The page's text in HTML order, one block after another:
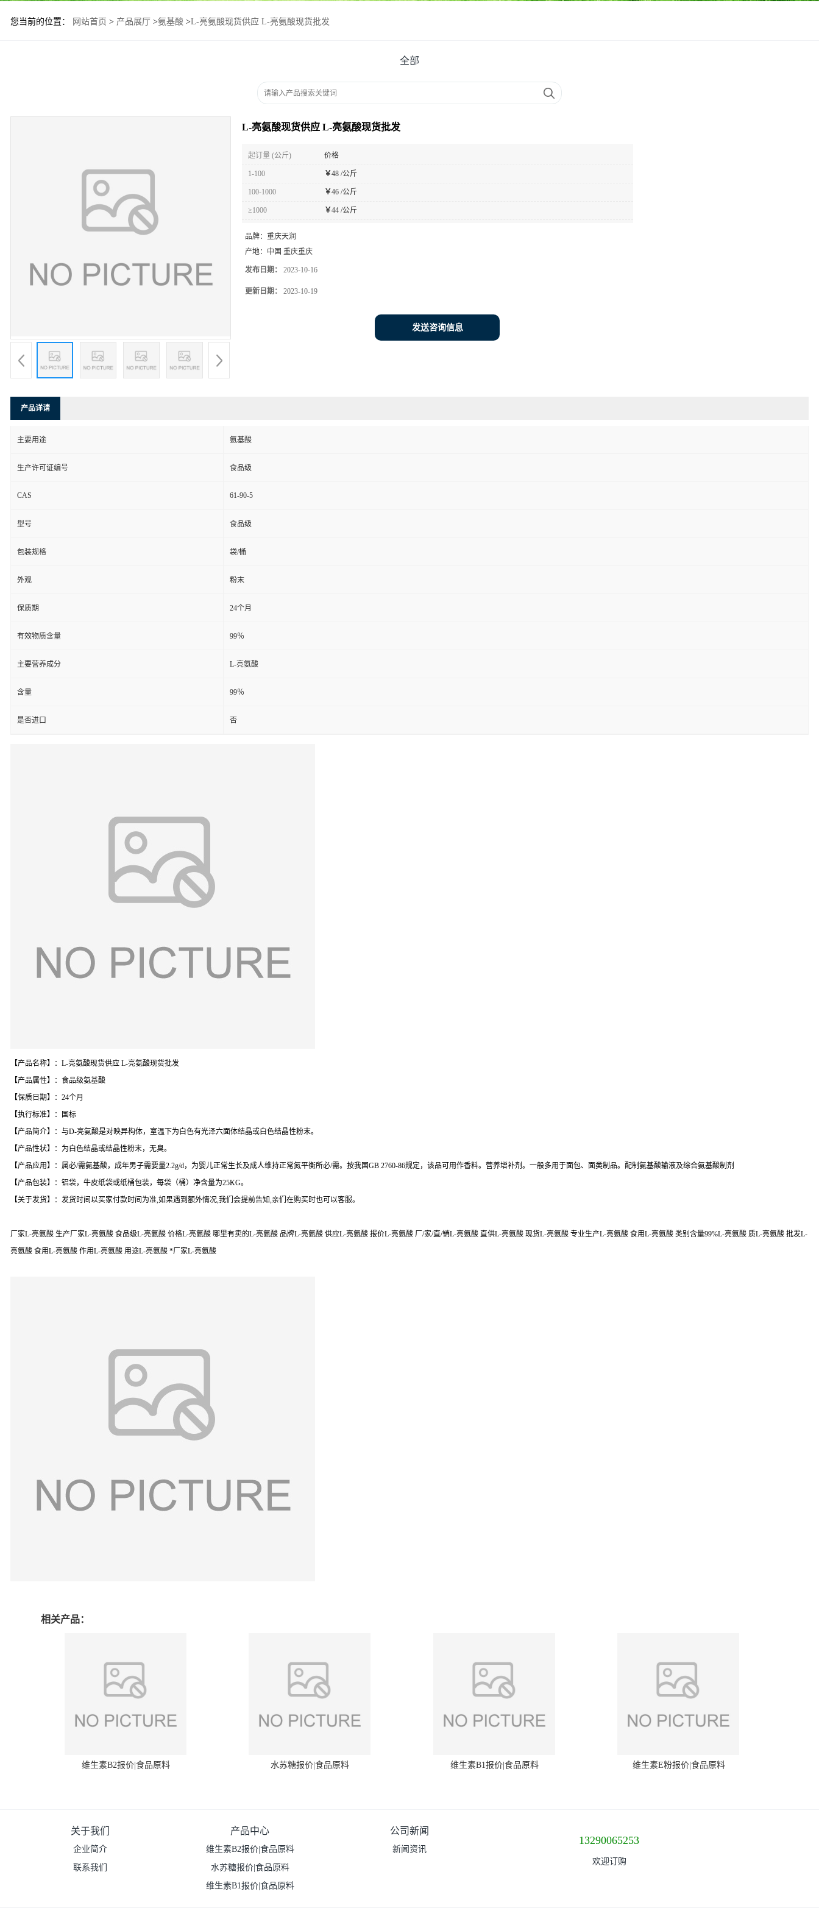
您当前的位置： 网站首页 > 产品展厅 >氨基酸 >L-亮氨酸现货供应 L-亮氨酸现货批发
全部
L-亮氨酸现货供应 L-亮氨酸现货批发
起订量 (公斤) 价格
1-100 ￥48 /公斤
100-1000 ￥46 /公斤
≥1000 ￥44 /公斤
品牌： 重庆天润
产地： 中国 重庆重庆
发布日期： 2023-10-16
更新日期： 2023-10-19
发送咨询信息
产品详请
主要用途 氨基酸
生产许可证编号 食品级
CAS 61-90-5
型号 食品级
包装规格 袋/桶
外观 粉末
保质期 24个月
有效物质含量 99％
主要营养成分 L-亮氨酸
含量 99％
是否进口 否
【产品名称】：L-亮氨酸现货供应 L-亮氨酸现货批发
【产品属性】：食品级氨基酸
【保质日期】：24个月
【执行标准】：国标
【产品简介】：与D-亮氨酸是对映异构体，室温下为白色有光泽六面体结晶或白色结晶性粉末。
【产品性状】：为白色结晶或结晶性粉末，无臭。
【产品应用】：属必/需氨基酸，成年男子需要量2.2g/d，为婴儿正常生长及成人维持正常氮平衡所必/需。按我国GB 2760-86规定，该品可用作香料。营养增补剂。一般多用于面包、面类制品。配制氨基酸输液及综合氨基酸制剂
【产品包装】：铝袋，牛皮纸袋或纸桶包装，每袋（桶）净含量为25KG。
【关于发货】：发货时间以买家付款时间为准,如果遇到额外情况,我们会提前告知,亲们在购买时也可以客服。
厂家L-亮氨酸 生产厂家L-亮氨酸 食品级L-亮氨酸 价格L-亮氨酸 哪里有卖的L-亮氨酸 品牌L-亮氨酸 供应L-亮氨酸 报价L-亮氨酸 厂/家/直/销L-亮氨酸 直供L-亮氨酸 现货L-亮氨酸 专业生产L-亮氨酸 食用L-亮氨酸 类别含量99%L-亮氨酸 质L-亮氨酸 批发L-
亮氨酸 食用L-亮氨酸 作用L-亮氨酸 用途L-亮氨酸 *厂家L-亮氨酸
相关产品：
维生素B2报价|食品原料 水苏糖报价|食品原料 维生素B1报价|食品原料 维生素E粉报价|食品原料
关于我们
企业简介
联系我们
产品中心
维生素B2报价|食品原料
水苏糖报价|食品原料
维生素B1报价|食品原料
公司新闻
新闻资讯
13290065253
欢迎订购